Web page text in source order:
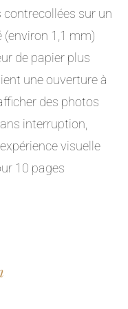
140,00€
contrecollées sur un
1,1 mm)
de papier plus
une ouverture à
des photos
interruption,
visuelle
10 pages